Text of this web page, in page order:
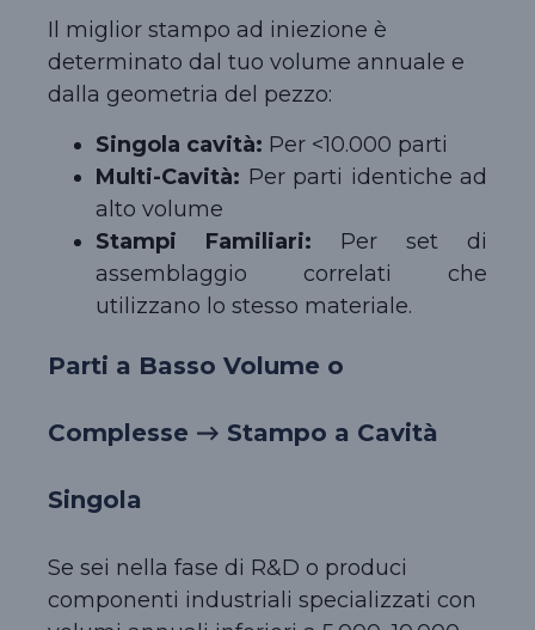
Il miglior stampo ad iniezione è
determinato dal tuo volume annuale e
dalla geometria del pezzo:
Singola cavità: Per <10.000 parti
Multi-Cavità: Per parti identiche ad
alto volume
Stampi Familiari: Per set di
assemblaggio correlati che
utilizzano lo stesso materiale.
Parti a Basso Volume o
Complesse → Stampo a Cavità
Singola
Se sei nella fase di R&D o produci
componenti industriali specializzati con